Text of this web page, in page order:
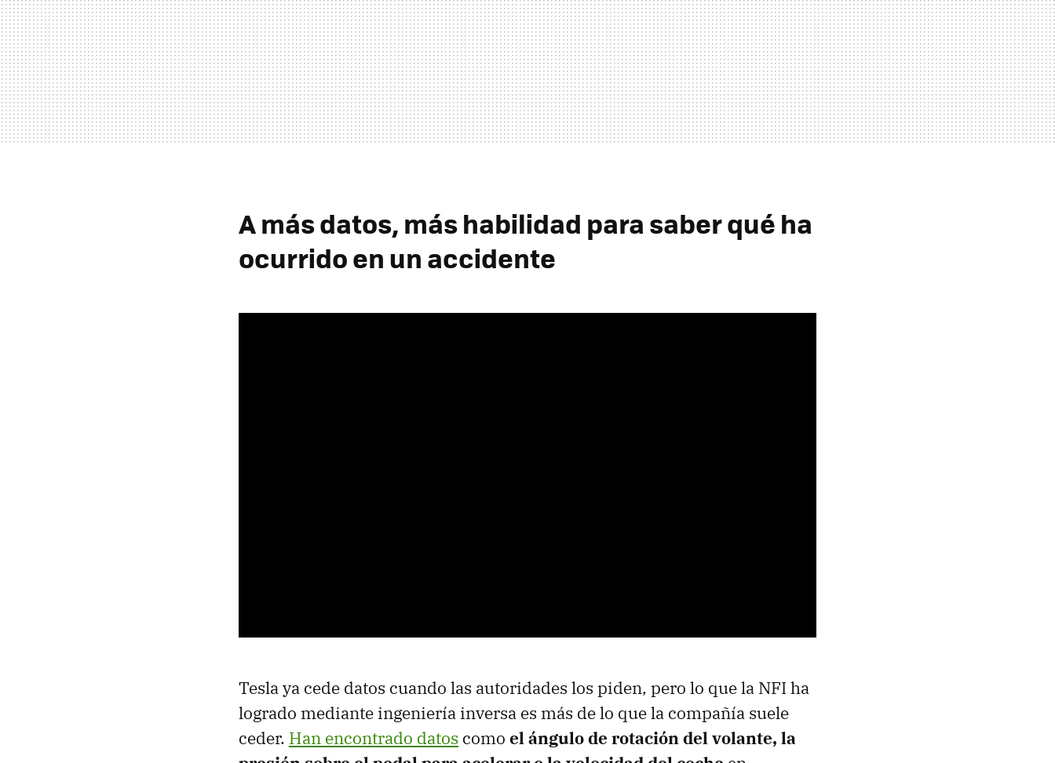
A más datos, más habilidad para saber qué ha
ocurrido en un accidente
Tesla ya cede datos cuando las autoridades los piden, pero lo que la NFI ha
logrado mediante ingeniería inversa es más de lo que la compañía suele
ceder. Han encontrado datos como el ángulo de rotación del volante, la